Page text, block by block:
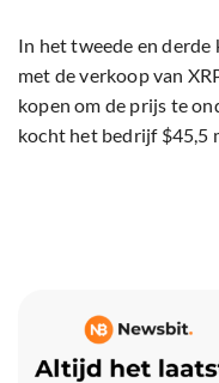
In het tweede en
met de verkoop van
kopen om de prijs te
kocht het bedrijf $45,5